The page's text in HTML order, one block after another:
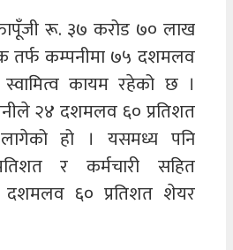
रू. ३७ करोड ७० लाख
तर्फ कम्पनीमा ७५ दशमलव
कायम रहेको छ ।
२४ दशमलव ६० प्रतिशत
हो । यसमध्य पनि
र कर्मचारी सहित
दशमलव ६० प्रतिशत शेयर